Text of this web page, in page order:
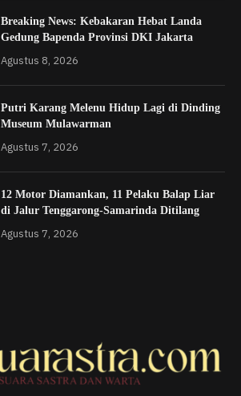
Breaking News: Kebakaran Hebat Landa
Gedung Bapenda Provinsi DKI Jakarta
Agustus 8, 2026
Putri Karang Melenu Hidup Lagi di Dinding
Museum Mulawarman
Agustus 7, 2026
12 Motor Diamankan, 11 Pelaku Balap Liar
di Jalur Tenggarong-Samarinda Ditilang
Agustus 7, 2026